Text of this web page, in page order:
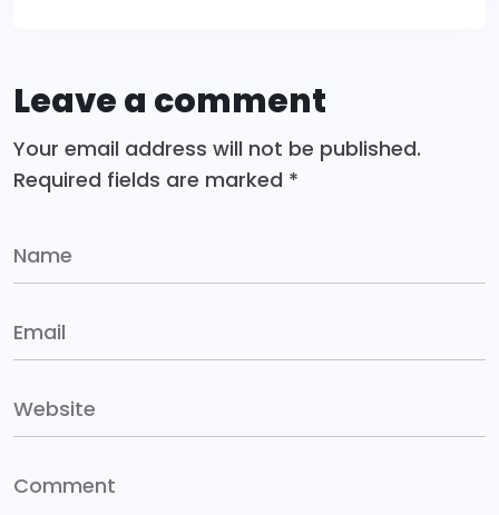
Leave a comment
Your email address will not be published.
Required fields are marked *